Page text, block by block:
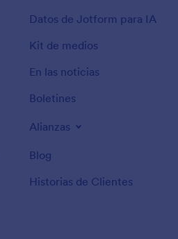
Datos de Jotform para IA
Kit de medios
En las noticias
Boletines
Alianzas
Blog
Historias de Clientes